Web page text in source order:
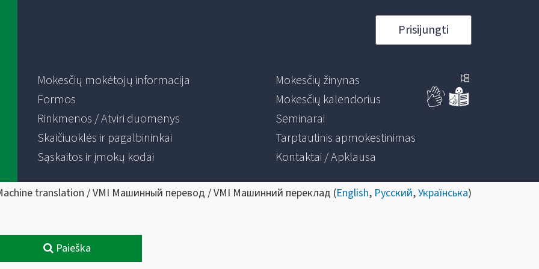
Prisijungti
Mokesčių mokėtojų informacija
Formos
Rinkmenos / Atviri duomenys
Skaičiuoklės ir pagalbininkai
Sąskaitos ir įmokų kodai
Mokesčių žinynas
Mokesčių kalendorius
Seminarai
Tarptautinis apmokestinimas
Kontaktai / Apklausa
translation / VMI Машинный перевод / VMI Машинний переклад (English, Русский,Українська)
Paieška